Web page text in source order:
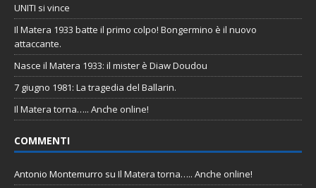
UNITI si vince
Il Matera 1933 batte il primo colpo! Bongermino è il nuovo
attaccante.
Nasce il Matera 1933: il mister è Diaw Doudou
7 giugno 1981: La tragedia del Ballarin.
Il Matera torna….. Anche online!
COMMENTI
Antonio Montemurro su Il Matera torna….. Anche online!